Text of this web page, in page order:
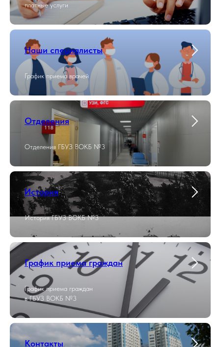
платные услуги
Наши специалисты
График приема врачей
Отделения
Отделения ГБУЗ ВОКБ №3
История
История ГБУЗ ВОКБ №3
График приема граждан
График приема граждан
в ГБУЗ ВОКБ №3
Контакты